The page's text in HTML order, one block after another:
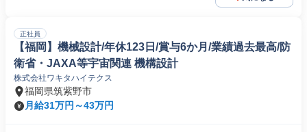
正社員
【福岡】機械設計/年休123日/賞与6か月/業績過去最高/防
衛省・JAXA等宇宙関連 機構設計
株式会社ワキタハイテクス
福岡県筑紫野市
月給31万円～43万円